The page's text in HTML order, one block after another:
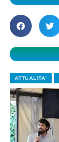
ATTUALITA'